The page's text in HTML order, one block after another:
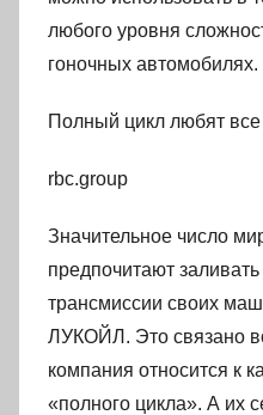
любого уровня
гоночных автомобилях.
Полный цикл любят все
rbc.group
Значительное число
предпочитают заливать
трансмиссии своих
ЛУКОЙЛ. Это связано
компания относится к
«полного цикла». А их